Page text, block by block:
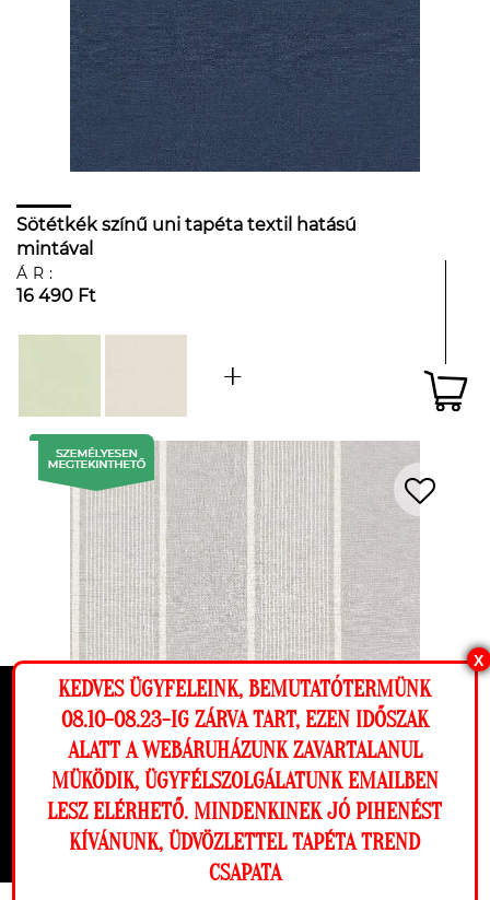
Ez a weboldal cookie-kat használ, hogy a
lehető legjobb élményt nyújtsa honlapunkon.
Beállítások
Elutasítom Engedélyezem
Sötétkék színű uni tapéta textil hatású
mintával
ÁR:
16 490 Ft
Szürke csíkos mintás vlies tapéta
X
KEDVES ÜGYFELEINK, BEMUTATÓTERMÜNK
08.10-08.23-IG ZÁRVA TART, EZEN IDŐSZAK
ALATT A WEBÁRUHÁZUNK ZAVARTALANUL
MÜKÖDIK, ÜGYFÉLSZOLGÁLATUNK EMAILBEN
LESZ ELÉRHETŐ. MINDENKINEK JÓ PIHENÉST
KÍVÁNUNK, ÜDVÖZLETTEL TAPÉTA TREND
CSAPATAMegnézem a falamon